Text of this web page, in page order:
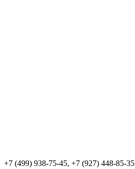
+7 (499) 938-75-45, +7 (927) 448-85-35